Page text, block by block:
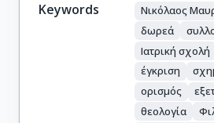
Keywords Νικόλαος
δωρεά
Ιατρική σχολή
έγκριση
ορισμός
θεολογία